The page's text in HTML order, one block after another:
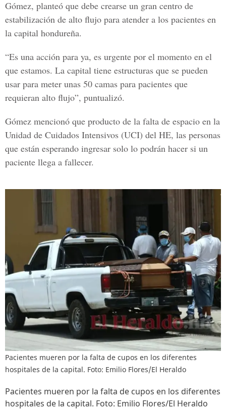
Gómez, planteó que debe crearse un gran centro de
estabilización de alto flujo para atender a los pacientes en
la capital hondureña.
“Es una acción para ya, es urgente por el momento en el
que estamos. La capital tiene estructuras que se pueden
usar para meter unas 50 camas para pacientes que
requieran alto flujo”, puntualizó.
Gómez mencionó que producto de la falta de espacio en la
Unidad de Cuidados Intensivos (UCI) del HE, las personas
que están esperando ingresar solo lo podrán hacer si un
paciente llega a fallecer.
Pacientes mueren por la falta de cupos en los diferentes
hospitales de la capital. Foto: Emilio Flores/El Heraldo
Pacientes mueren por la falta de cupos en los diferentes
hospitales de la capital. Foto: Emilio Flores/El Heraldo